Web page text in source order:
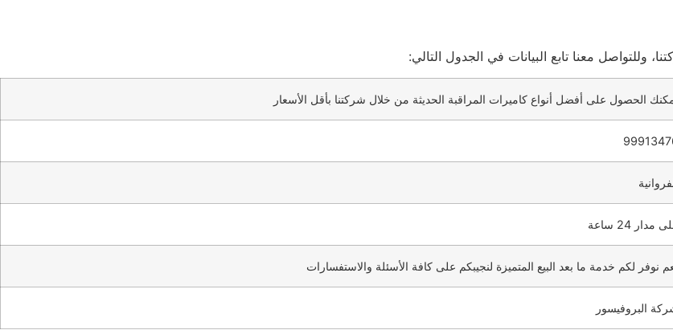
وللتواصل معنا تابع البيانات في الجدول التالي:
الحصول على أفضل أنواع كاميرات المراقبة الحديثة من خلال شركتنا بأقل الأسعار
مدار 24 ساعة
نوفر لكم خدمة ما بعد البيع المتميزة لنجيبكم على كافة الأسئلة والاستفسارات
البروفيسور